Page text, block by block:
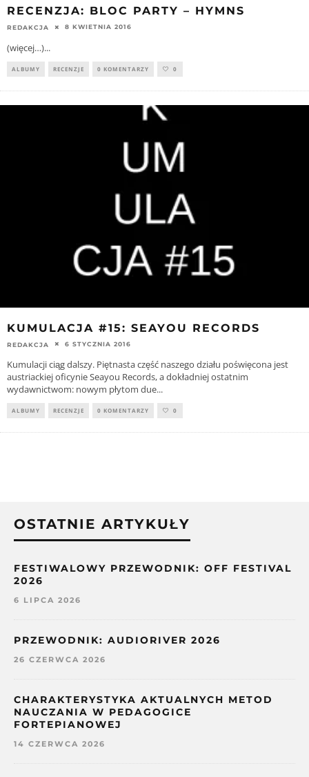
RECENZJA: BLOC PARTY – HYMNS
REDAKCJA 8 KWIETNIA 2016
(więcej…)...
ALBUMY RECENZJE 0 KOMENTARZY 0
KUMULACJA #15: SEAYOU RECORDS
REDAKCJA 6 STYCZNIA 2016
Kumulacji ciąg dalszy. Piętnasta część naszego działu poświęcona jest
austriackiej oficynie Seayou Records, a dokładniej ostatnim
wydawnictwom: nowym płytom due...
ALBUMY RECENZJE 0 KOMENTARZY 0
OSTATNIE ARTYKUŁY
FESTIWALOWY PRZEWODNIK: OFF FESTIVAL
2026
6 LIPCA 2026
PRZEWODNIK: AUDIORIVER 2026
26 CZERWCA 2026
CHARAKTERYSTYKA AKTUALNYCH METOD
NAUCZANIA W PEDAGOGICE
FORTEPIANOWEJ
14 CZERWCA 2026